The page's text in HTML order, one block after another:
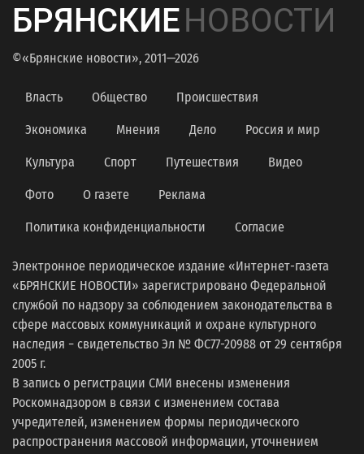
БРЯНСКИЕНОВОСТИ
©«Брянские новости», 2011—2026
Власть Общество Происшествия
Экономика Мнения Дело Россия и мир
Культура Спорт Путешествия Видео
Фото О газете Реклама
Политика конфиденциальности Согласие
Электронное периодическое издание «Интернет-газета
«БРЯНСКИЕ НОВОСТИ» зарегистрировано Федеральной
службой по надзору за соблюдением законодательства в
сфере массовых коммуникаций и охране культурного
наследия − свидетельство Эл № ФС77-20988 от 29 сентября
2005 г.
В запись о регистрации СМИ внесены изменения
Роскомнадзором в связи с изменением состава
учредителей, изменением формы периодического
распространения массовой информации, уточнением